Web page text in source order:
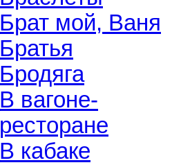
Брат мой, Ваня
Братья
Бродяга
В вагоне-
ресторане
В кабаке